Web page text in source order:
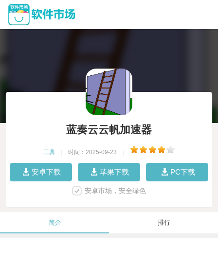
蓝奏云云帆加速器
工具 时间：2025-09-23
安卓下载 苹果下载 PC下载
安卓市场，安全绿色
简介 排行